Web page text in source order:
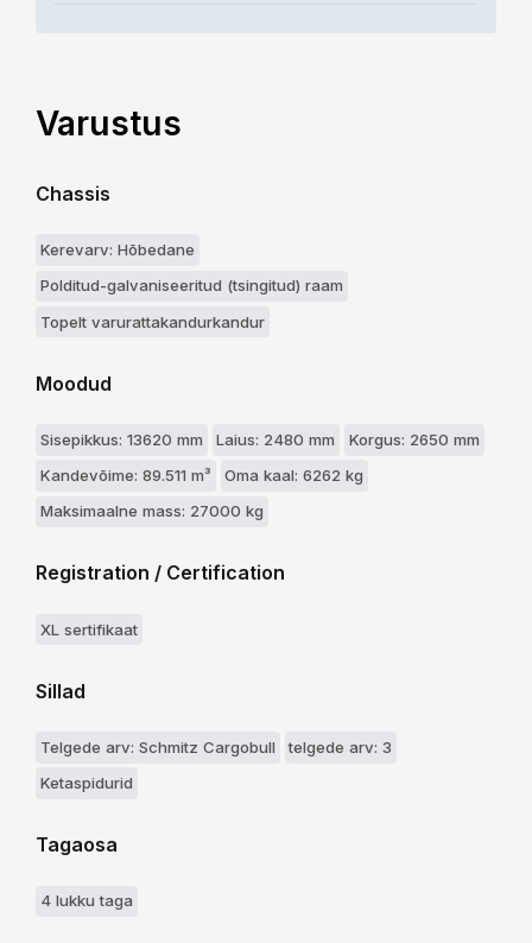
Varustus
Chassis
Kerevarv: Hõbedane
Polditud-galvaniseeritud (tsingitud) raam
Topelt varurattakandurkandur
Moodud
Sisepikkus: 13620 mm Laius: 2480 mm
Korgus: 2650 mm
Kandevõime: 89.511 m³
Oma kaal: 6262 kg
Maksimaalne mass: 27000 kg
Registration / Certification
XL sertifikaat
Sillad
Telgede arv: Schmitz Cargobull
telgede arv: 3
Ketaspidurid
Tagaosa
4 lukku taga